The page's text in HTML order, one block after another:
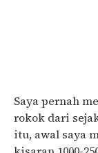
Saya pernah
rokok dari
itu, awal saya